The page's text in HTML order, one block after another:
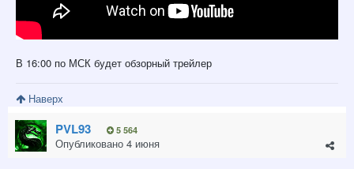
В 16:00 по МСК будет обзорный трейлер
Наверх
PVL93 5 564
Опубликовано 4 июня